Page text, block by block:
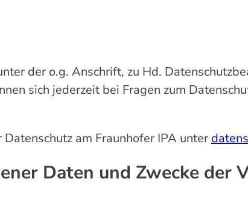
der o.g. Anschrift, zu Hd.
sich jederzeit bei Fragen zum
am Fraunhofer IPA unter
Daten und Zwecke der